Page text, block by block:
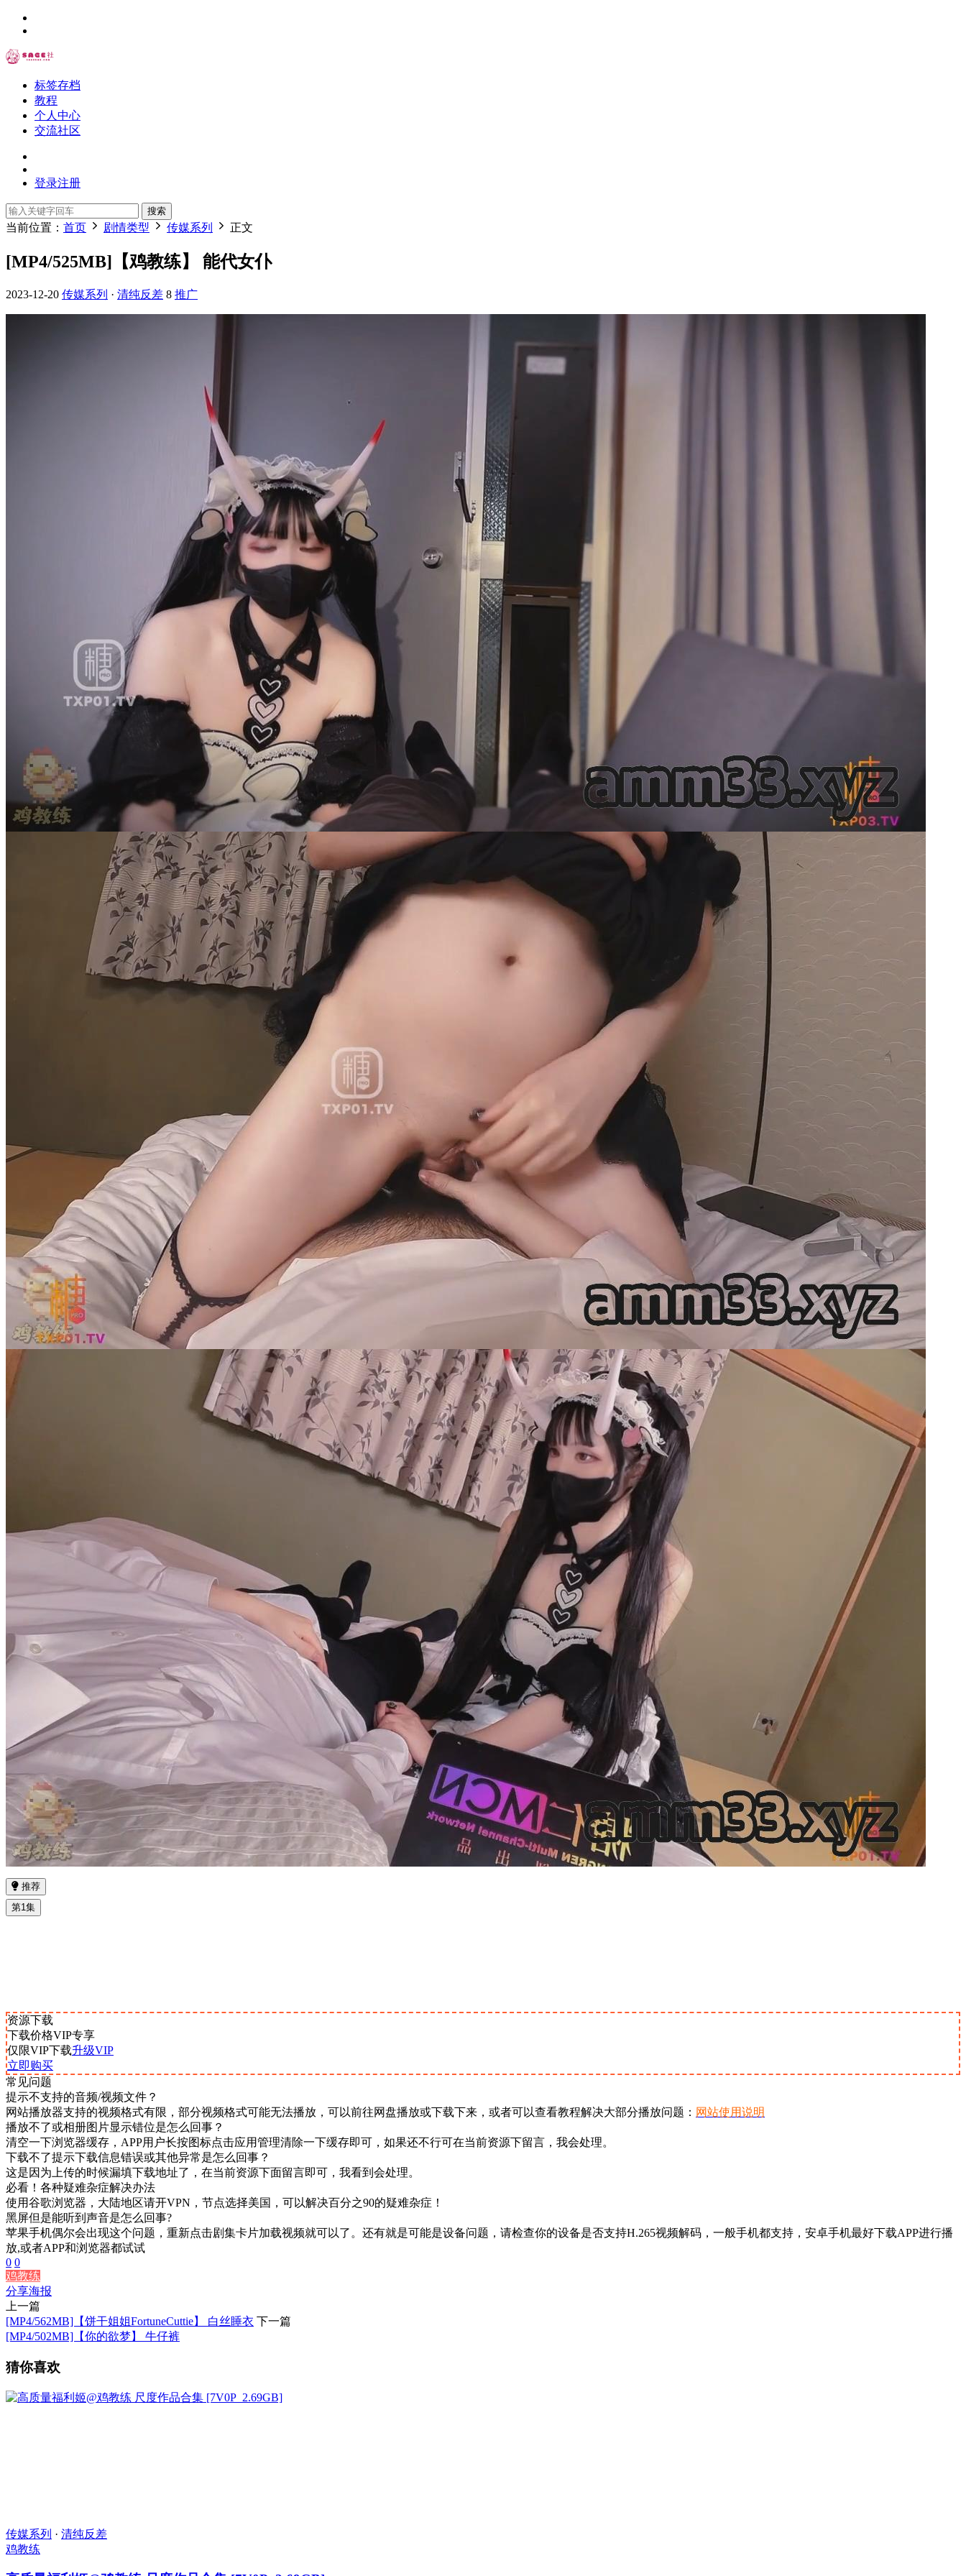
标签存档
教程
个人中心
交流社区
登录注册
搜索
当前位置： 首页 剧情类型 传媒系列 正文
[MP4/525MB]【鸡教练】 能代女仆
2023-12-20 传媒系列 · 清纯反差 8 推广
推荐
第1集
资源下载
下载价格VIP专享
仅限VIP下载升级VIP
立即购买
常见问题
提示不支持的音频/视频文件？
网站播放器支持的视频格式有限，部分视频格式可能无法播放，可以前往网盘播放或下载下来，或者可以查看教程解决大部分播放问题： 网站使用说明
播放不了或相册图片显示错位是怎么回事？
清空一下浏览器缓存，APP用户长按图标点击应用管理清除一下缓存即可，如果还不行可在当前资源下留言，我会处理。
下载不了提示下载信息错误或其他异常是怎么回事？
这是因为上传的时候漏填下载地址了，在当前资源下面留言即可，我看到会处理。
必看！各种疑难杂症解决办法
使用谷歌浏览器，大陆地区请开VPN，节点选择美国，可以解决百分之90的疑难杂症！
黑屏但是能听到声音是怎么回事?
苹果手机偶尔会出现这个问题，重新点击剧集卡片加载视频就可以了。还有就是可能是设备问题，请检查你的设备是否支持H.265视频解码，一般手机都支持，安卓手机最好下载APP进行播
放,或者APP和浏览器都试试
0 0
鸡教练
分享海报
上一篇
[MP4/562MB]【饼干姐姐FortuneCuttie】 白丝睡衣 下一篇
[MP4/502MB]【你的欲梦】 牛仔裤
猜你喜欢
传媒系列 · 清纯反差
鸡教练